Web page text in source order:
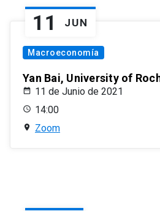
11 JUN
Macroeconomía
Yan Bai, University of
11 de Junio de 2021
14:00
Zoom